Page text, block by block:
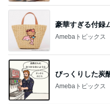
豪華すぎる付録
Amebaトピックス
びっくりした炭
Amebaトピックス